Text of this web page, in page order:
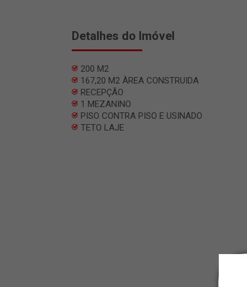
Detalhes do Imóvel
200 M2
167,20 M2 ÀREA CONSTRUIDA
RECEPÇÃO
1 MEZANINO
PISO CONTRA PISO E USINADO
TETO LAJE